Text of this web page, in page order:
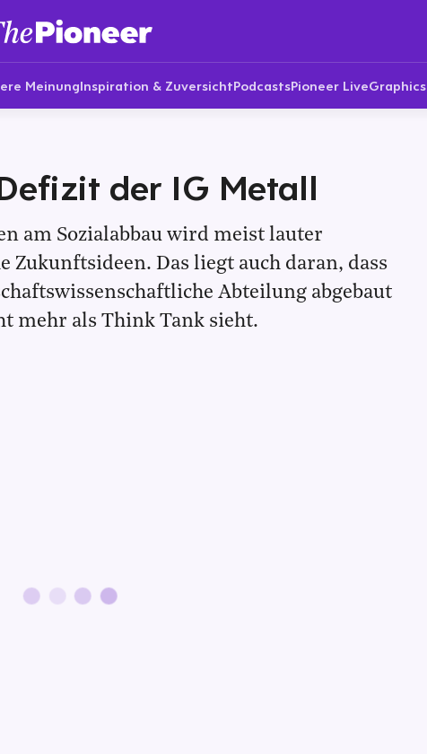
MeinungInspiration & ZuversichtPodcastsPioneer LiveGraphics
der IG Metall
am Sozialabbau wird meist lauter
Zukunftsideen. Das liegt auch daran, dass
Abteilung abgebaut
mehr als Think Tank sieht.